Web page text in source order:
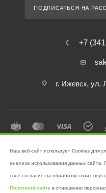
ПОДПИСАТЬСЯ НА
+7
г. Ижевск, ул.
Наш веб-сайт использует Cookies для
анализа использования данных
свое согласие на обработку своих
Политикой сайта в отношении